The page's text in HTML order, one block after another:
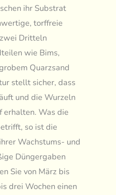
ihr Substrat
torffreie
Dritteln
wie Bims,
Quarzsand
stellt sicher, dass
und die Wurzeln
erhalten. Was die
so ist die
Wachstums- und
Düngergaben
Sie von März bis
drei Wochen einen